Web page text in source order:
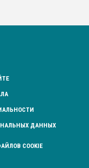
ДАННЫХ
COOKIE